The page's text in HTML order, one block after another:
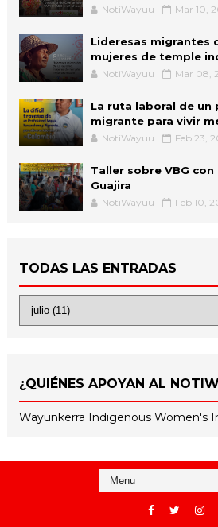
NotiWayuu Mar 10,
Lideresas migrantes
mujeres de temple
NotiWayuu Mar 08,
La ruta laboral de un
migrante para vivir
NotiWayuu Feb 23,
Taller sobre VBG
Guajira
NotiWayuu Feb 10,
TODAS LAS ENTRADAS
¿QUIÉNES APOYAN AL
Wayunkerra Indigenous Women's